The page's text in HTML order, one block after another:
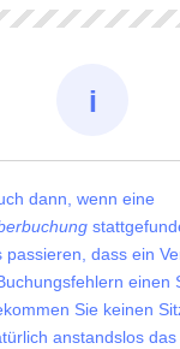
dann, wenn eine
passieren, dass ein
einen
Sie keinen
anstandslos das